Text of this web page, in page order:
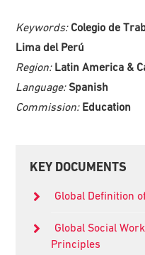
Keywords: Colegio de
Lima del Perú
Region: Latin America &
Language: Spanish
Commission: Education
Primary
KEY DOCUMENTS
Global Definition
Global Social
Principles